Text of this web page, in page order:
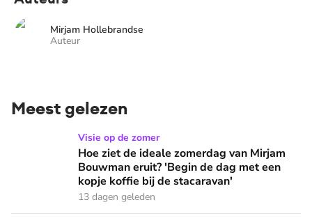
Mirjam Hollebrandse
Auteur
Meest gelezen
Hoe ziet de ideale zomerdag van Mirjam Bouwman eruit?
Visie op de zomer
Hoe ziet de ideale zomerdag van Mirjam
Bouwman eruit? 'Begin de dag met een
kopje koffie bij de stacaravan'
13 dagen geleden